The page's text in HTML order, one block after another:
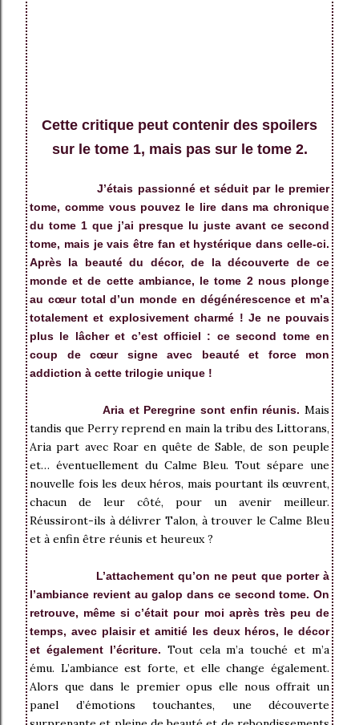
Cette critique peut contenir des spoilers
sur le tome 1, mais pas sur le tome 2.
J’étais passionné et séduit par le premier
tome, comme vous pouvez le lire dans ma chronique
du tome 1 que j’ai presque lu juste avant ce second
tome, mais je vais être fan et hystérique dans celle-ci.
Après la beauté du décor, de la découverte de ce
monde et de cette ambiance, le tome 2 nous plonge
au cœur total d’un monde en dégénérescence et m’a
totalement et explosivement charmé ! Je ne pouvais
plus le lâcher et c’est officiel : ce second tome en
coup de cœur signe avec beauté et force mon
addiction à cette trilogie unique !
Aria et Peregrine sont enfin réunis.Mais
tandis que Perry reprend en main la tribu des Littorans,
Aria part avec Roar en quête de Sable, de son peuple
et… éventuellement du Calme Bleu. Tout sépare une
nouvelle fois les deux héros, mais pourtant ils œuvrent,
chacun de leur côté, pour un avenir meilleur.
Réussiront-ils à délivrer Talon, à trouver le Calme Bleu
et à enfin être réunis et heureux ?
L’attachement qu’on ne peut que porter à
l’ambiance revient au galop dans ce second tome. On
retrouve, même si c’était pour moi après très peu de
temps, avec plaisir et amitié les deux héros, le décor
et également l’écriture. Tout cela m’a touché et m’a
ému. L’ambiance est forte, et elle change également.
Alors que dans le premier opus elle nous offrait un
panel d’émotions touchantes, une découverte